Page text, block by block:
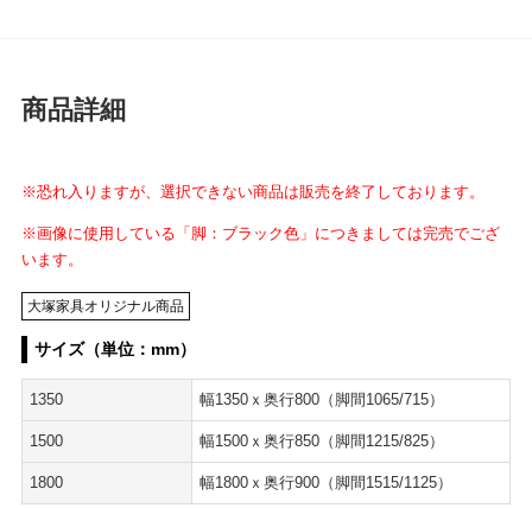
商品詳細
※恐れ入りますが、選択できない商品は販売を終了しております。
※画像に使用している「脚：ブラック色」につきましては完売でござ
います。
大塚家具オリジナル商品
サイズ（単位：mm）
1350 幅1350ｘ奥行800（脚間1065/715）
1500 幅1500ｘ奥行850（脚間1215/825）
1800 幅1800ｘ奥行900（脚間1515/1125）